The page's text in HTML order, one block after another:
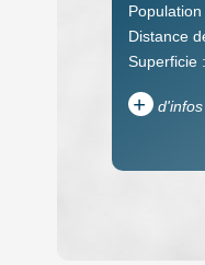
Population
Distance
Superficie :
+ d'infos